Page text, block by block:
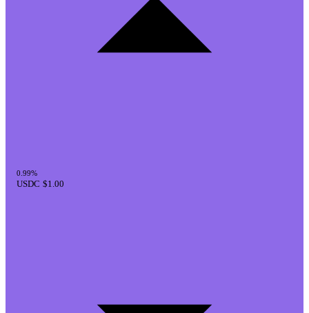
0.99%
USDC $1.00